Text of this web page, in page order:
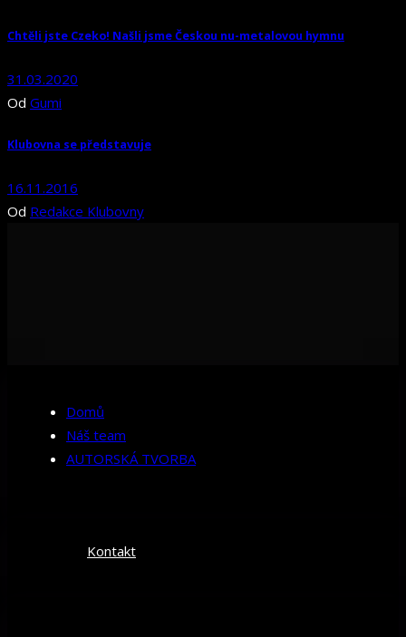
Chtěli jste Czeko! Našli jsme Českou nu-metalovou hymnu
31.03.2020
Od Gumi
Klubovna se představuje
16.11.2016
Od Redakce Klubovny
Domů
Náš team
AUTORSKÁ TVORBA
Kontakt